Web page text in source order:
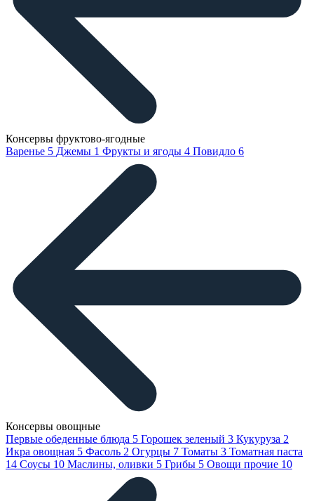
Консервы фруктово-ягодные
Варенье 5 Джемы 1 Фрукты и ягоды 4 Повидло 6
Консервы овощные
Первые обеденные блюда 5 Горошек зеленый 3 Кукуруза 2
Икра овощная 5 Фасоль 2 Огурцы 7 Томаты 3 Томатная паста
14 Соусы 10 Маслины, оливки 5 Грибы 5 Овощи прочие 10